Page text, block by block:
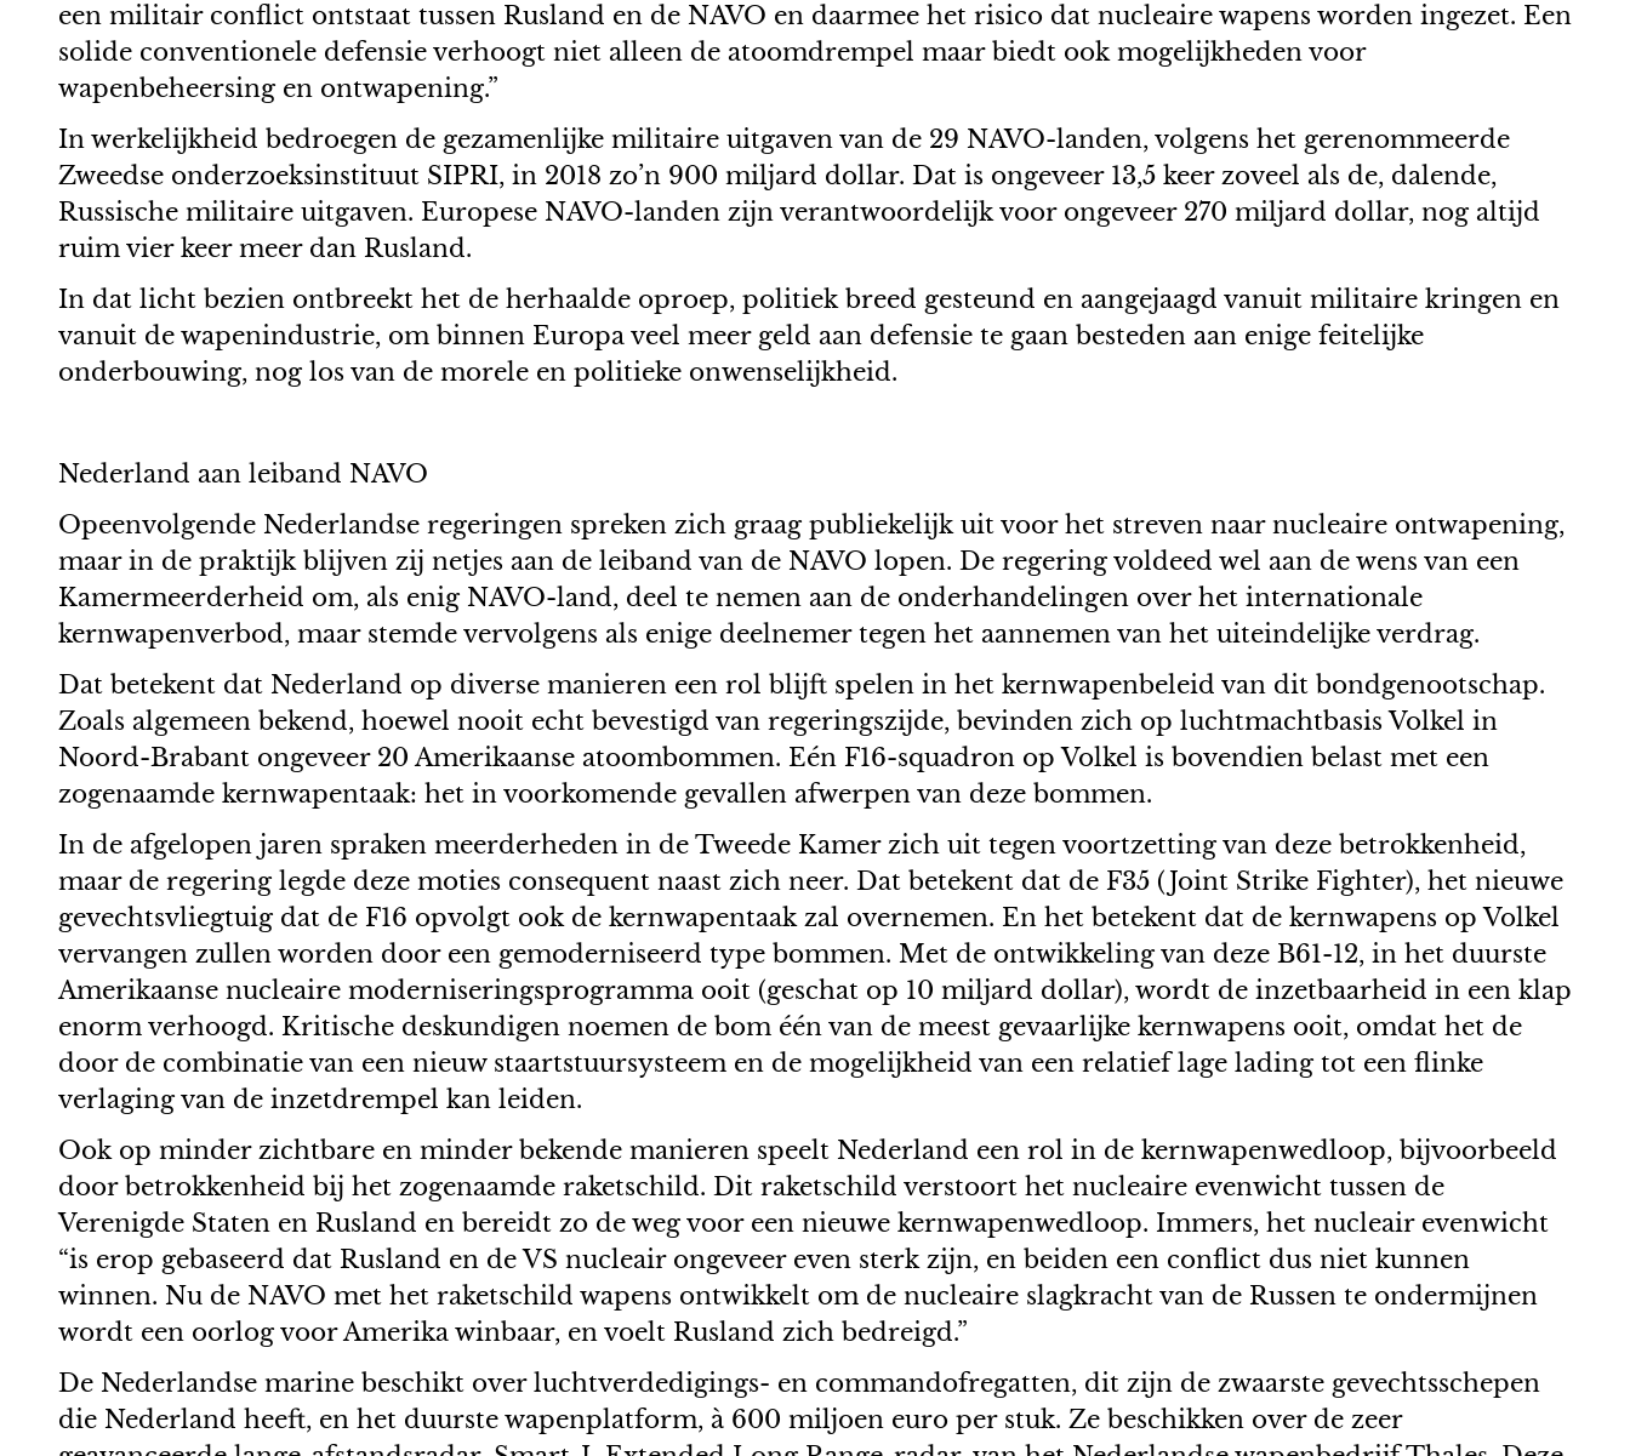
een militair conflict ontstaat tussen Rusland en de NAVO en daarmee het risico dat nucleaire wapens worden ingezet. Een
solide conventionele defensie verhoogt niet alleen de atoomdrempel maar biedt ook mogelijkheden voor
wapenbeheersing en ontwapening.”
In werkelijkheid bedroegen de gezamenlijke militaire uitgaven van de 29 NAVO-landen, volgens het gerenommeerde
Zweedse onderzoeksinstituut SIPRI, in 2018 zo’n 900 miljard dollar. Dat is ongeveer 13,5 keer zoveel als de, dalende,
Russische militaire uitgaven. Europese NAVO-landen zijn verantwoordelijk voor ongeveer 270 miljard dollar, nog altijd
ruim vier keer meer dan Rusland.
In dat licht bezien ontbreekt het de herhaalde oproep, politiek breed gesteund en aangejaagd vanuit militaire kringen en
vanuit de wapenindustrie, om binnen Europa veel meer geld aan defensie te gaan besteden aan enige feitelijke
onderbouwing, nog los van de morele en politieke onwenselijkheid.
Nederland aan leiband NAVO
Opeenvolgende Nederlandse regeringen spreken zich graag publiekelijk uit voor het streven naar nucleaire ontwapening,
maar in de praktijk blijven zij netjes aan de leiband van de NAVO lopen. De regering voldeed wel aan de wens van een
Kamermeerderheid om, als enig NAVO-land, deel te nemen aan de onderhandelingen over het internationale
kernwapenverbod, maar stemde vervolgens als enige deelnemer tegen het aannemen van het uiteindelijke verdrag.
Dat betekent dat Nederland op diverse manieren een rol blijft spelen in het kernwapenbeleid van dit bondgenootschap.
Zoals algemeen bekend, hoewel nooit echt bevestigd van regeringszijde, bevinden zich op luchtmachtbasis Volkel in
Noord-Brabant ongeveer 20 Amerikaanse atoombommen. Eén F16-squadron op Volkel is bovendien belast met een
zogenaamde kernwapentaak: het in voorkomende gevallen afwerpen van deze bommen.
In de afgelopen jaren spraken meerderheden in de Tweede Kamer zich uit tegen voortzetting van deze betrokkenheid,
maar de regering legde deze moties consequent naast zich neer. Dat betekent dat de F35 (Joint Strike Fighter), het nieuwe
gevechtsvliegtuig dat de F16 opvolgt ook de kernwapentaak zal overnemen. En het betekent dat de kernwapens op Volkel
vervangen zullen worden door een gemoderniseerd type bommen. Met de ontwikkeling van deze B61-12, in het duurste
Amerikaanse nucleaire moderniseringsprogramma ooit (geschat op 10 miljard dollar), wordt de inzetbaarheid in een klap
enorm verhoogd. Kritische deskundigen noemen de bom één van de meest gevaarlijke kernwapens ooit, omdat het de
door de combinatie van een nieuw staartstuursysteem en de mogelijkheid van een relatief lage lading tot een flinke
verlaging van de inzetdrempel kan leiden.
Ook op minder zichtbare en minder bekende manieren speelt Nederland een rol in de kernwapenwedloop, bijvoorbeeld
door betrokkenheid bij het zogenaamde raketschild. Dit raketschild verstoort het nucleaire evenwicht tussen de
Verenigde Staten en Rusland en bereidt zo de weg voor een nieuwe kernwapenwedloop. Immers, het nucleair evenwicht
“is erop gebaseerd dat Rusland en de VS nucleair ongeveer even sterk zijn, en beiden een conflict dus niet kunnen
winnen. Nu de NAVO met het raketschild wapens ontwikkelt om de nucleaire slagkracht van de Russen te ondermijnen
wordt een oorlog voor Amerika winbaar, en voelt Rusland zich bedreigd.”
De Nederlandse marine beschikt over luchtverdedigings- en commandofregatten, dit zijn de zwaarste gevechtsschepen
die Nederland heeft, en het duurste wapenplatform, à 600 miljoen euro per stuk. Ze beschikken over de zeer